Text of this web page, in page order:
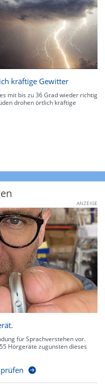
kräftige Gewitter
mit bis zu 36 Grad wieder richtig
drohen örtlich kräftige
ANZEIGE
für Sprachverstehen vor.
Hörgeräte zugunsten dieses